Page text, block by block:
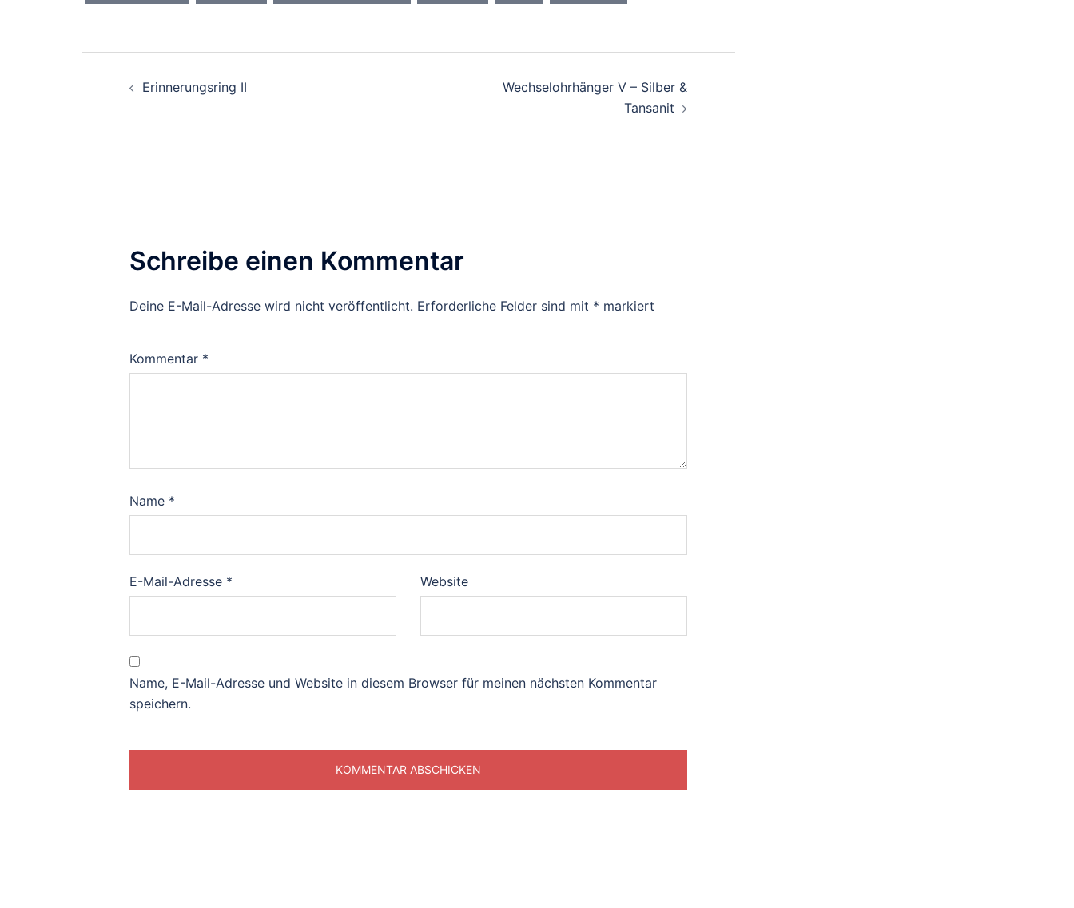
Erinnerungsring II
Wechselohrhänger V – Silber &
Tansanit
Schreibe einen Kommentar
Deine E-Mail-Adresse wird nicht veröffentlicht. Erforderliche Felder sind mit * markiert
Kommentar *
Name *
E-Mail-Adresse * Website
Name, E-Mail-Adresse und Website in diesem Browser für meinen nächsten Kommentar
speichern.